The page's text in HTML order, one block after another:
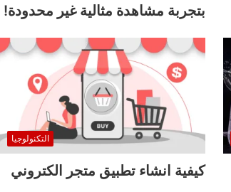
بتجربة مشاهدة مثالية غير محدودة!
التكنولوجيا
كيفية انشاء تطبيق متجر الكتروني